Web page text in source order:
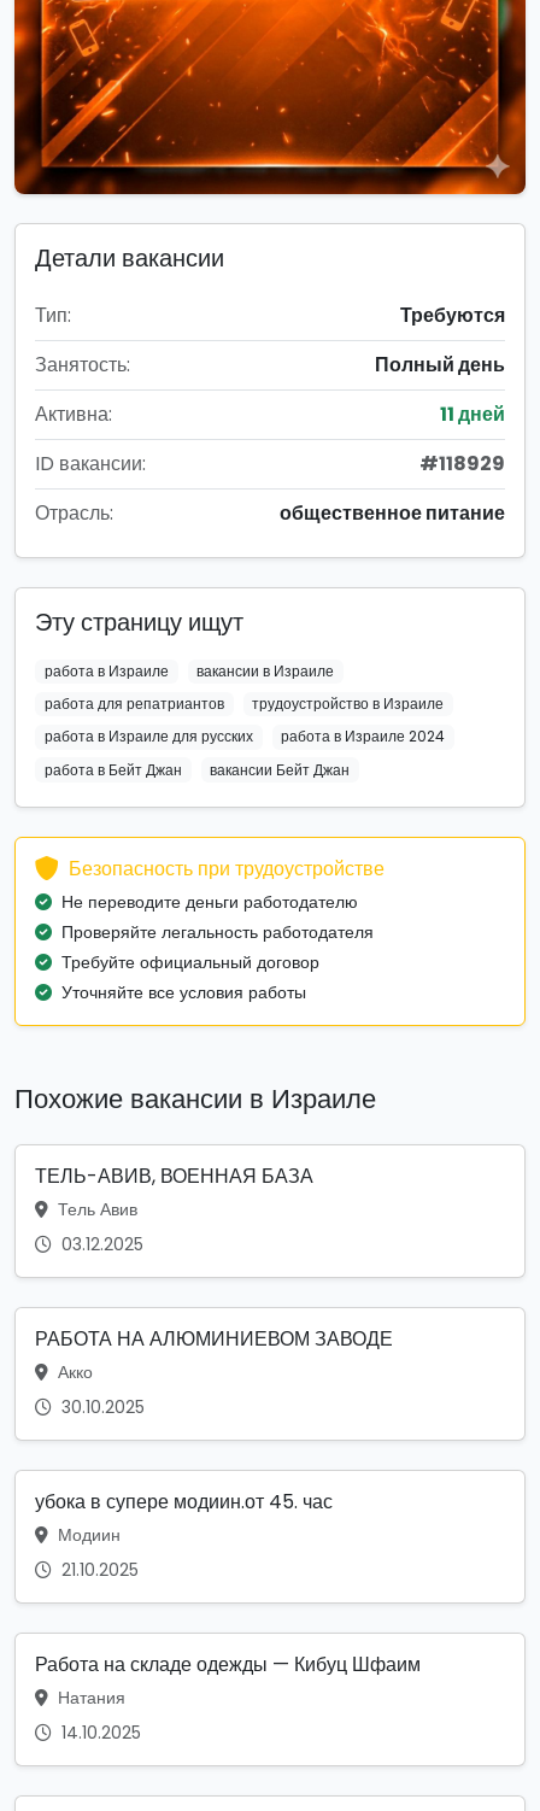
Детали вакансии
Тип:
Требуются
Занятость:
Полный день
Активна:
11 дней
ID вакансии:
#118929
Отрасль:
общественное питание
Эту страницу ищут
работа в Израиле
вакансии в Израиле
работа для репатриантов
трудоустройство в Израиле
работа в Израиле для русских
работа в Израиле 2024
работа в Бейт Джан
вакансии Бейт Джан
Безопасность при трудоустройстве
Не переводите деньги работодателю
Проверяйте легальность работодателя
Требуйте официальный договор
Уточняйте все условия работы
Похожие вакансии в Израиле
ТЕЛЬ-АВИВ, ВОЕННАЯ БАЗА
Тель Авив
03.12.2025
РАБОТА НА АЛЮМИНИЕВОМ ЗАВОДЕ
Акко
30.10.2025
убока в супере модиин.от 45. час
Модиин
21.10.2025
Работа на складе одежды — Кибуц Шфаим
Натания
14.10.2025